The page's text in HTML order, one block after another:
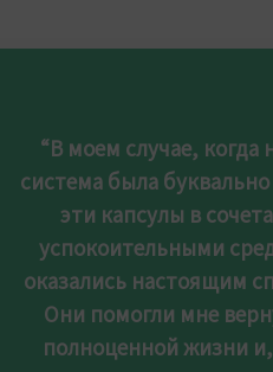
“В моем случае, когда
система была
эти капсулы в
успокоительными
оказались настоящим
Они помогли мне
полноценной жизни